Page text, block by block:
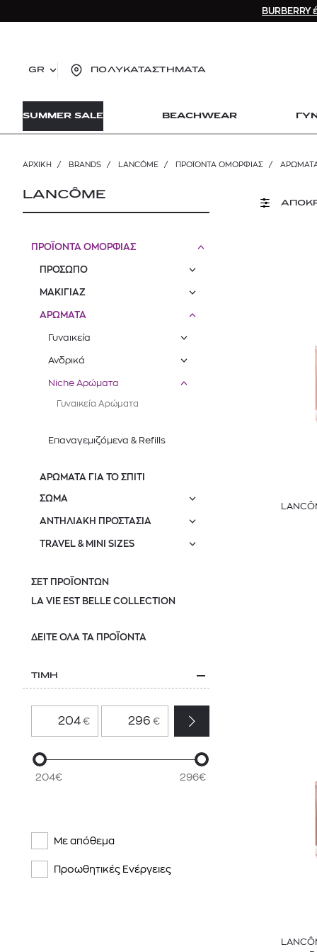
GR ΠΟΛΥΚΑΤΑΣΤΗΜΑΤΑ
SUMMER SALE BEACHWEAR
ΑΡΧΙΚΉ / BRANDS / LANCÔME / ΠΡΟΪΟΝΤΑ ΟΜΟΡΦΙΑΣ /
LANCÔME
ΠΡΟΪΟΝΤΑ ΟΜΟΡΦΙΑΣ
ΠΡΟΣΩΠΟ
ΜΑΚΙΓΙΑΖ
ΑΡΩΜΑΤΑ
Γυναικεία
Ανδρικά
Niche Αρώματα
Γυναικεία Αρώματα
Επαναγεμιζόμενα & Refills
ΑΡΩΜΑΤΑ ΓΙΑ ΤΟ ΣΠΙΤΙ
ΣΩΜΑ
ΑΝΤΗΛΙΑΚΗ ΠΡΟΣΤΑΣΙΑ
TRAVEL & MINI SIZES
ΣΕΤ ΠΡΟΪΟΝΤΩΝ
LA VIE EST BELLE COLLECTION
ΔΕΙΤΕ ΟΛΑ ΤΑ ΠΡΟΪΟΝΤΑ
ΤΙΜΗ
€ €
204€ 296€
Με απόθεμα
Προωθητικές Ενέργειες